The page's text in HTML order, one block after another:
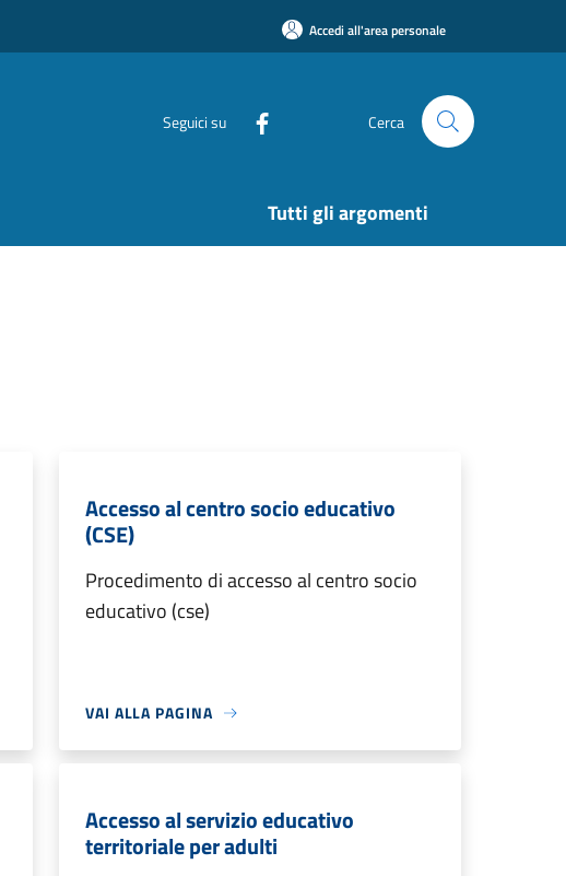
Accedi all'area personale
Seguici su Cerca
Tutti gli argomenti
Accesso al centro socio educativo
(CSE)
Procedimento di accesso al centro socio
educativo (cse)
VAI ALLA PAGINA
Accesso al servizio educativo
territoriale per adulti